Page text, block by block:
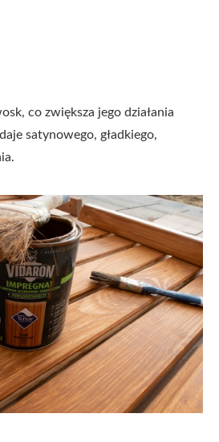
co zwiększa jego działania
satynowego, gładkiego,